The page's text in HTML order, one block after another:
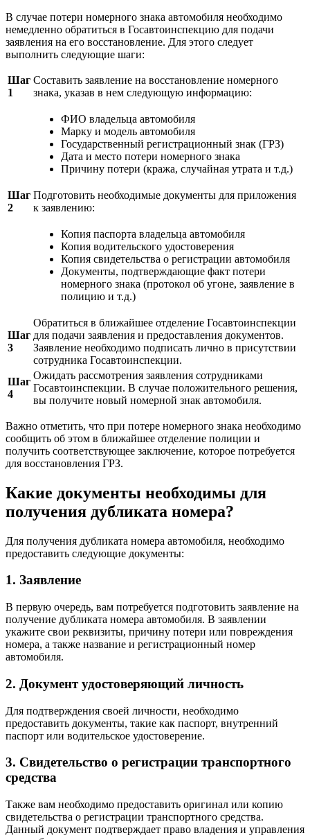
В случае потери номерного знака автомобиля необходимо
немедленно обратиться в Госавтоинспекцию для подачи
заявления на его восстановление. Для этого следует
выполнить следующие шаги:
Шаг
1
Составить заявление на восстановление номерного
знака, указав в нем следующую информацию:
ФИО владельца автомобиля
Марку и модель автомобиля
Государственный регистрационный знак (ГРЗ)
Дата и место потери номерного знака
Причину потери (кража, случайная утрата и т.д.)
Шаг
2
Подготовить необходимые документы для приложения
к заявлению:
Копия паспорта владельца автомобиля
Копия водительского удостоверения
Копия свидетельства о регистрации автомобиля
Документы, подтверждающие факт потери
номерного знака (протокол об угоне, заявление в
полицию и т.д.)
Шаг
3
Обратиться в ближайшее отделение Госавтоинспекции
для подачи заявления и предоставления документов.
Заявление необходимо подписать лично в присутствии
сотрудника Госавтоинспекции.
Шаг
4
Ожидать рассмотрения заявления сотрудниками
Госавтоинспекции. В случае положительного решения,
вы получите новый номерной знак автомобиля.
Важно отметить, что при потере номерного знака необходимо
сообщить об этом в ближайшее отделение полиции и
получить соответствующее заключение, которое потребуется
для восстановления ГРЗ.
Какие документы необходимы для
получения дубликата номера?
Для получения дубликата номера автомобиля, необходимо
предоставить следующие документы:
1. Заявление
В первую очередь, вам потребуется подготовить заявление на
получение дубликата номера автомобиля. В заявлении
укажите свои реквизиты, причину потери или повреждения
номера, а также название и регистрационный номер
автомобиля.
2. Документ удостоверяющий личность
Для подтверждения своей личности, необходимо
предоставить документы, такие как паспорт, внутренний
паспорт или водительское удостоверение.
3. Свидетельство о регистрации транспортного
средства
Также вам необходимо предоставить оригинал или копию
свидетельства о регистрации транспортного средства.
Данный документ подтверждает право владения и управления